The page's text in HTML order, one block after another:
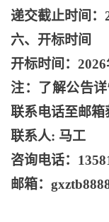
递交截止时间：
六、开标时间
开标时间：
注：了解公告
联系电话至邮箱
联系人: 马工
咨询电话：
邮箱：